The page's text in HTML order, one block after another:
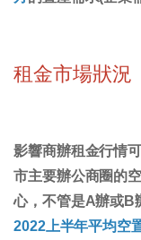
租金市場狀況
影響商辦租金行情
市主要辦公商圈的
心，不管是A辦或B
2022上半年平均空